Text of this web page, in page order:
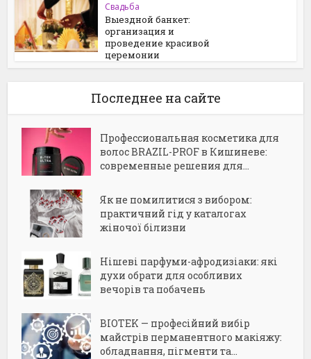
Свадьба
Выездной банкет:
организация и
проведение красивой
церемонии
Последнее на сайте
Профессиональная косметика для
волос BRAZIL-PROF в Кишиневе:
современные решения для...
Як не помилитися з вибором:
практичний гід у каталогах
жіночої білизни
Нішеві парфуми-афродизіаки: які
духи обрати для особливих
вечорів та побачень
BIOTEK — професійний вибір
майстрів перманентного макіяжу:
обладнання, пігменти та...